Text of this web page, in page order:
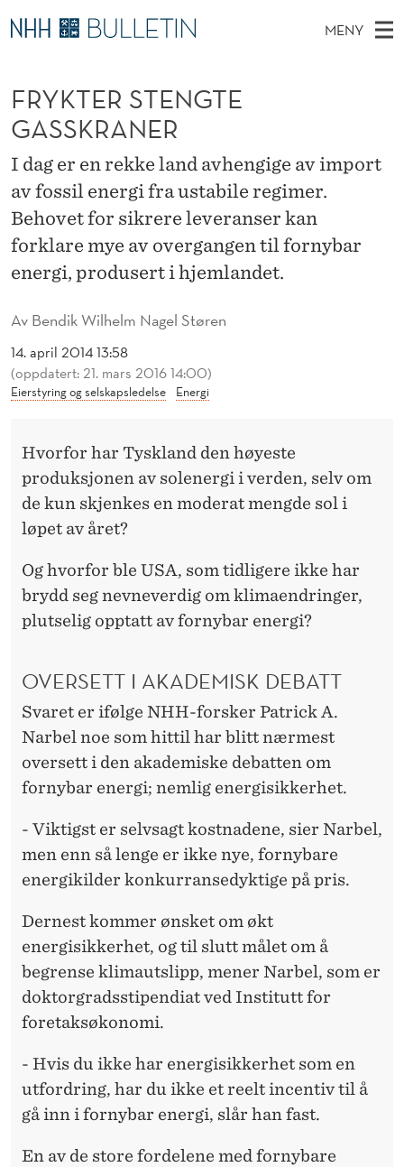
F
R
Y
K
T
E
R
S
T
E
N
G
MENY
V
E
D
M
E
N
Y
K
I
N
E
T
S
E
E
Stipendiater og nye forskerprofiler
Disputaser
Ekspertutvalg
Om Bulletin
Av Bendik Wilhelm Nagel Støren
14. april 2014 13:58
(oppdatert: 21. mars 2016 14:00)
Eierstyring og selskapsledelse Energi
FRYKTER STENGTE
GASSKRANER
I dag er en rekke land avhengige av import
av fossil energi fra ustabile regimer.
Behovet for sikrere leveranser kan
forklare mye av overgangen til fornybar
energi, produsert i hjemlandet.
Hvorfor har Tyskland den høyeste
produksjonen av solenergi i verden, selv om
de kun skjenkes en moderat mengde sol i
løpet av året?
Og hvorfor ble USA, som tidligere ikke har
brydd seg nevneverdig om klimaendringer,
plutselig opptatt av fornybar energi?
OVERSETT I AKADEMISK DEBATT
Svaret er ifølge NHH-forsker Patrick A.
Narbel noe som hittil har blitt nærmest
oversett i den akademiske debatten om
fornybar energi; nemlig energisikkerhet.
- Viktigst er selvsagt kostnadene, sier Narbel,
men enn så lenge er ikke nye, fornybare
energikilder konkurransedyktige på pris.
Dernest kommer ønsket om økt
energisikkerhet, og til slutt målet om å
begrense klimautslipp, mener Narbel, som er
doktorgradsstipendiat ved Institutt for
foretaksøkonomi.
- Hvis du ikke har energisikkerhet som en
utfordring, har du ikke et reelt incentiv til å
gå inn i fornybar energi, slår han fast.
En av de store fordelene med fornybare